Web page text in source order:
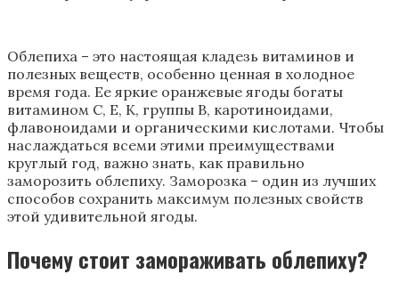
Облепиха – это настоящая кладезь витаминов и
полезных веществ, особенно ценная в холодное
время года. Ее яркие оранжевые ягоды богаты
витамином C, E, K, группы B, каротиноидами,
флавоноидами и органическими кислотами. Чтобы
наслаждаться всеми этими преимуществами
круглый год, важно знать, как правильно
заморозить облепиху. Заморозка – один из лучших
способов сохранить максимум полезных свойств
этой удивительной ягоды.
Почему стоит замораживать облепиху?